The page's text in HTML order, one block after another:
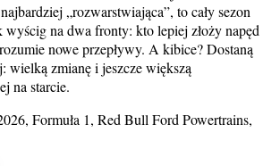
„rozwarstwiająca”, to cały sezon
na dwa fronty: kto lepiej złoży napęd
nowe przepływy. A kibice? Dostaną
wielką zmianę i jeszcze większą
na starcie.
, Formuła 1, Red Bull Ford Powertrains,